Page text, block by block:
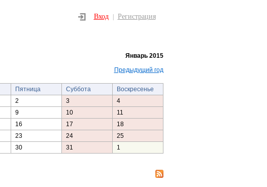
Вход Регистрация
Январь 2015
Предыдущий год
Пятница Суббота
Воскресенье
2 3
4
9 10
11
16 17
18
23 24
25
30 31 1